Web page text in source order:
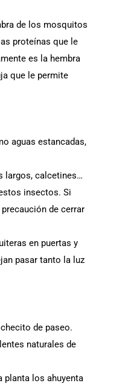
de los mosquitos
proteínas que le
es la hembra
que le permite
aguas estancadas,
largos, calcetines…
insectos. Si
de cerrar
en puertas y
pasar tanto la luz
de paseo.
naturales de
planta los ahuyenta